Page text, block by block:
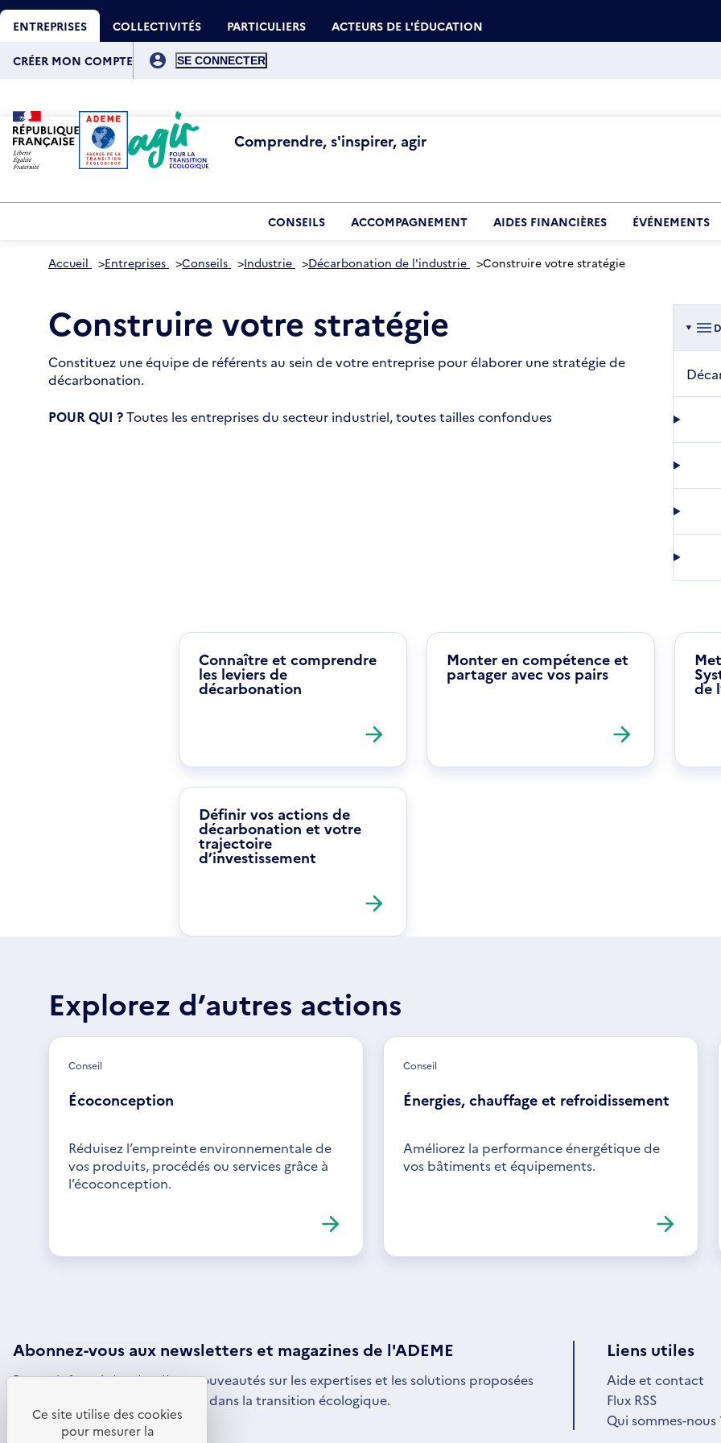
Aller
au
contenu
ENTREPRISES COLLECTIVITÉS PARTICULIERS ACTEURS DE L'ÉDUCATION
compte
CRÉER MON COMPTE
Comprendre, s'inspirer, agir
CONSEILS ACCOMPAGNEMENT AIDES FINANCIÈRES ÉVÉNEMENTS
Accueil >Entreprises >Conseils >Industrie >Décarbonation de l'industrie >Construire votre stratégie
Construire votre stratégie
Constituez une équipe de référents au sein de votre entreprise pour élaborer une stratégie de
décarbonation.
POUR QUI ?Toutes les entreprises du secteur industriel, toutes tailles confondues
Connaître et comprendre
les leviers de
décarbonation
Monter en compétence et
partager avec vos pairs
de
Définir vos actions de
décarbonation et votre
trajectoire
d’investissement
Explorez d’autres actions
Conseil
Écoconception
Réduisez l’empreinte environnementale de
vos produits, procédés ou services grâce à
l’écoconception.
Conseil
Énergies, chauffage et refroidissement
Améliorez la performance énergétique de
vos bâtiments et équipements.
Abonnez-vous aux newsletterset magazines de l'ADEME
Restez informé des dernières nouveautés sur les expertises et les solutions proposées
par l'ADEME pour vous engager dans la transition écologique.
S'ABONNER
S'OUVRE
Liens utiles
Aide et contact
Flux RSS
Qui sommes-nous
Ce site utilise des cookies
pour mesurer la